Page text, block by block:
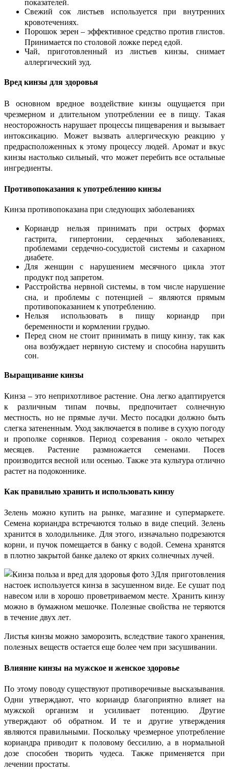
Свежий сок листьев используется при внутренних
кровотечениях.
Порошок зерен – эффективное средство против глистов.
Принимается по столовой ложке перед едой.
Чай, приготовленный из листьев кинзы, снимает
аллергический зуд.
Вред кинзы для здоровья
В основном вредное воздействие кинзы ощущается при
чрезмерном и длительном употреблении ее в пищу. Такая
неосторожность нарушает процессы пищеварения и вызывает
интоксикацию. Может вызвать аллергическую реакцию у
предрасположенных к этому процессу людей. Аромат и вкус
кинзы настолько сильный, что может перебить все остальные
ингредиенты.
Противопоказания к употреблению кинзы
Кинза противопоказана при следующих заболеваниях
Кориандр нельзя принимать при острых формах
гастрита, гипертонии, сердечных заболеваниях,
проблемами сердечно-сосудистой системы и сахарном
диабете.
Для женщин с нарушением месячного цикла этот
продукт под запретом.
Расстройства нервной системы, в том числе нарушение
сна, и проблемы с потенцией – являются прямым
противопоказанием к употреблению.
Нельзя использовать в пищу кориандр при
беременности и кормлении грудью.
Перед сном не стоит принимать в пищу кинзу, так как
она возбуждает нервную систему и способна нарушить
сон.
Выращивание кинзы
Кинза – это неприхотливое растение. Она легко адаптируется
к различным типам почвы, предпочитает солнечную
местность, но не прямые лучи. Место посадки должно быть
слегка затененным. Уход заключается в поливе в сухую погоду
и прополке сорняков. Период созревания - около четырех
месяцев. Растение размножается семенами. Посев
производится весной или осенью. Также эта культура отлично
растет на подоконнике.
Как правильно хранить и использовать кинзу
Зелень можно купить на рынке, магазине и супермаркете.
Семена кориандра встречаются только в виде специй. Зелень
хранится в холодильнике. Для этого, изначально подрезаются
корни, и пучок помещается в банку с водой. Семена хранятся
в плотно закрытой банке далеко от ярких солнечных лучей.
Для приготовления
настоек используется кинза в засушенном виде. Ее сушат под
навесом или в хорошо проветриваемом месте. Хранить кинзу
можно в бумажном мешочке. Полезные свойства не теряются
в течение двух лет.
Листья кинзы можно заморозить, вследствие такого хранения,
полезных веществ остается еще более чем при засушивании.
Влияние кинзы на мужское и женское здоровье
По этому поводу существуют противоречивые высказывания.
Одни утверждают, что кориандр благоприятно влияет на
мужской организм и усиливает потенцию. Другие
утверждают об обратном. И те и другие утверждения
являются правильными. Поскольку чрезмерное употребление
кориандра приводит к половому бессилию, а в нормальной
дозе способен творить чудеса. Также применяется при
лечении простаты.